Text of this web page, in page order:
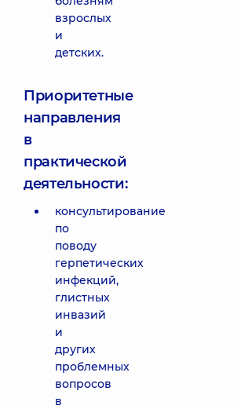
взрослых
и
детских.
Приоритетные
направления
в
практической
деятельности:
консультирование
по
поводу
герпетических
инфекций,
глистных
инвазий
и
других
проблемных
вопросов
в